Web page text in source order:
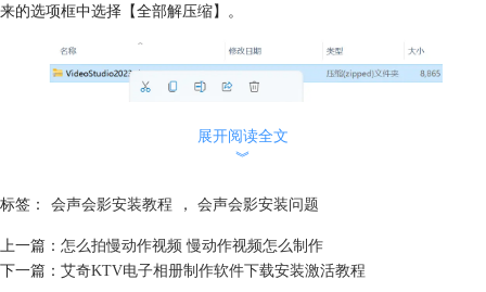
来的选项框中选择【全部解压缩】。
展开阅读全文
︾
标签： 会声会影安装教程 ， 会声会影安装问题
上一篇： 怎么拍慢动作视频 慢动作视频怎么制作
下一篇： 艾奇KTV电子相册制作软件下载安装激活教程